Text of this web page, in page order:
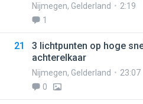
Nijmegen, Gelderland
2:19
1
21
3 lichtpunten op hoge
achterelkaar
Nijmegen, Gelderland
23:07
0